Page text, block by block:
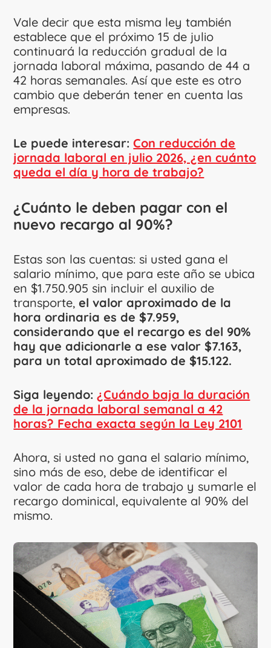
Vale decir que esta misma ley también
establece que el próximo 15 de julio
continuará la reducción gradual de la
jornada laboral máxima, pasando de 44 a
42 horas semanales. Así que este es otro
cambio que deberán tener en cuenta las
empresas.
Le puede interesar:Con reducción de
jornada laboral en julio 2026, ¿en cuánto
queda el día y hora de trabajo?
¿Cuánto le deben pagar con el
nuevo recargo al 90%?
Estas son las cuentas: si usted gana el
salario mínimo, que para este año se ubica
en $1.750.905 sin incluir el auxilio de
transporte,el valor aproximado de la
hora ordinaria es de $7.959,
considerando que el recargo es del 90%
hay que adicionarle a ese valor $7.163,
para un total aproximado de $15.122.
Siga leyendo:¿Cuándo baja la duración
de la jornada laboral semanal a 42
horas? Fecha exacta según la Ley 2101
Ahora, si usted no gana el salario mínimo,
sino más de eso, debe de identificar el
valor de cada hora de trabajo y sumarle el
recargo dominical, equivalente al 90% del
mismo.